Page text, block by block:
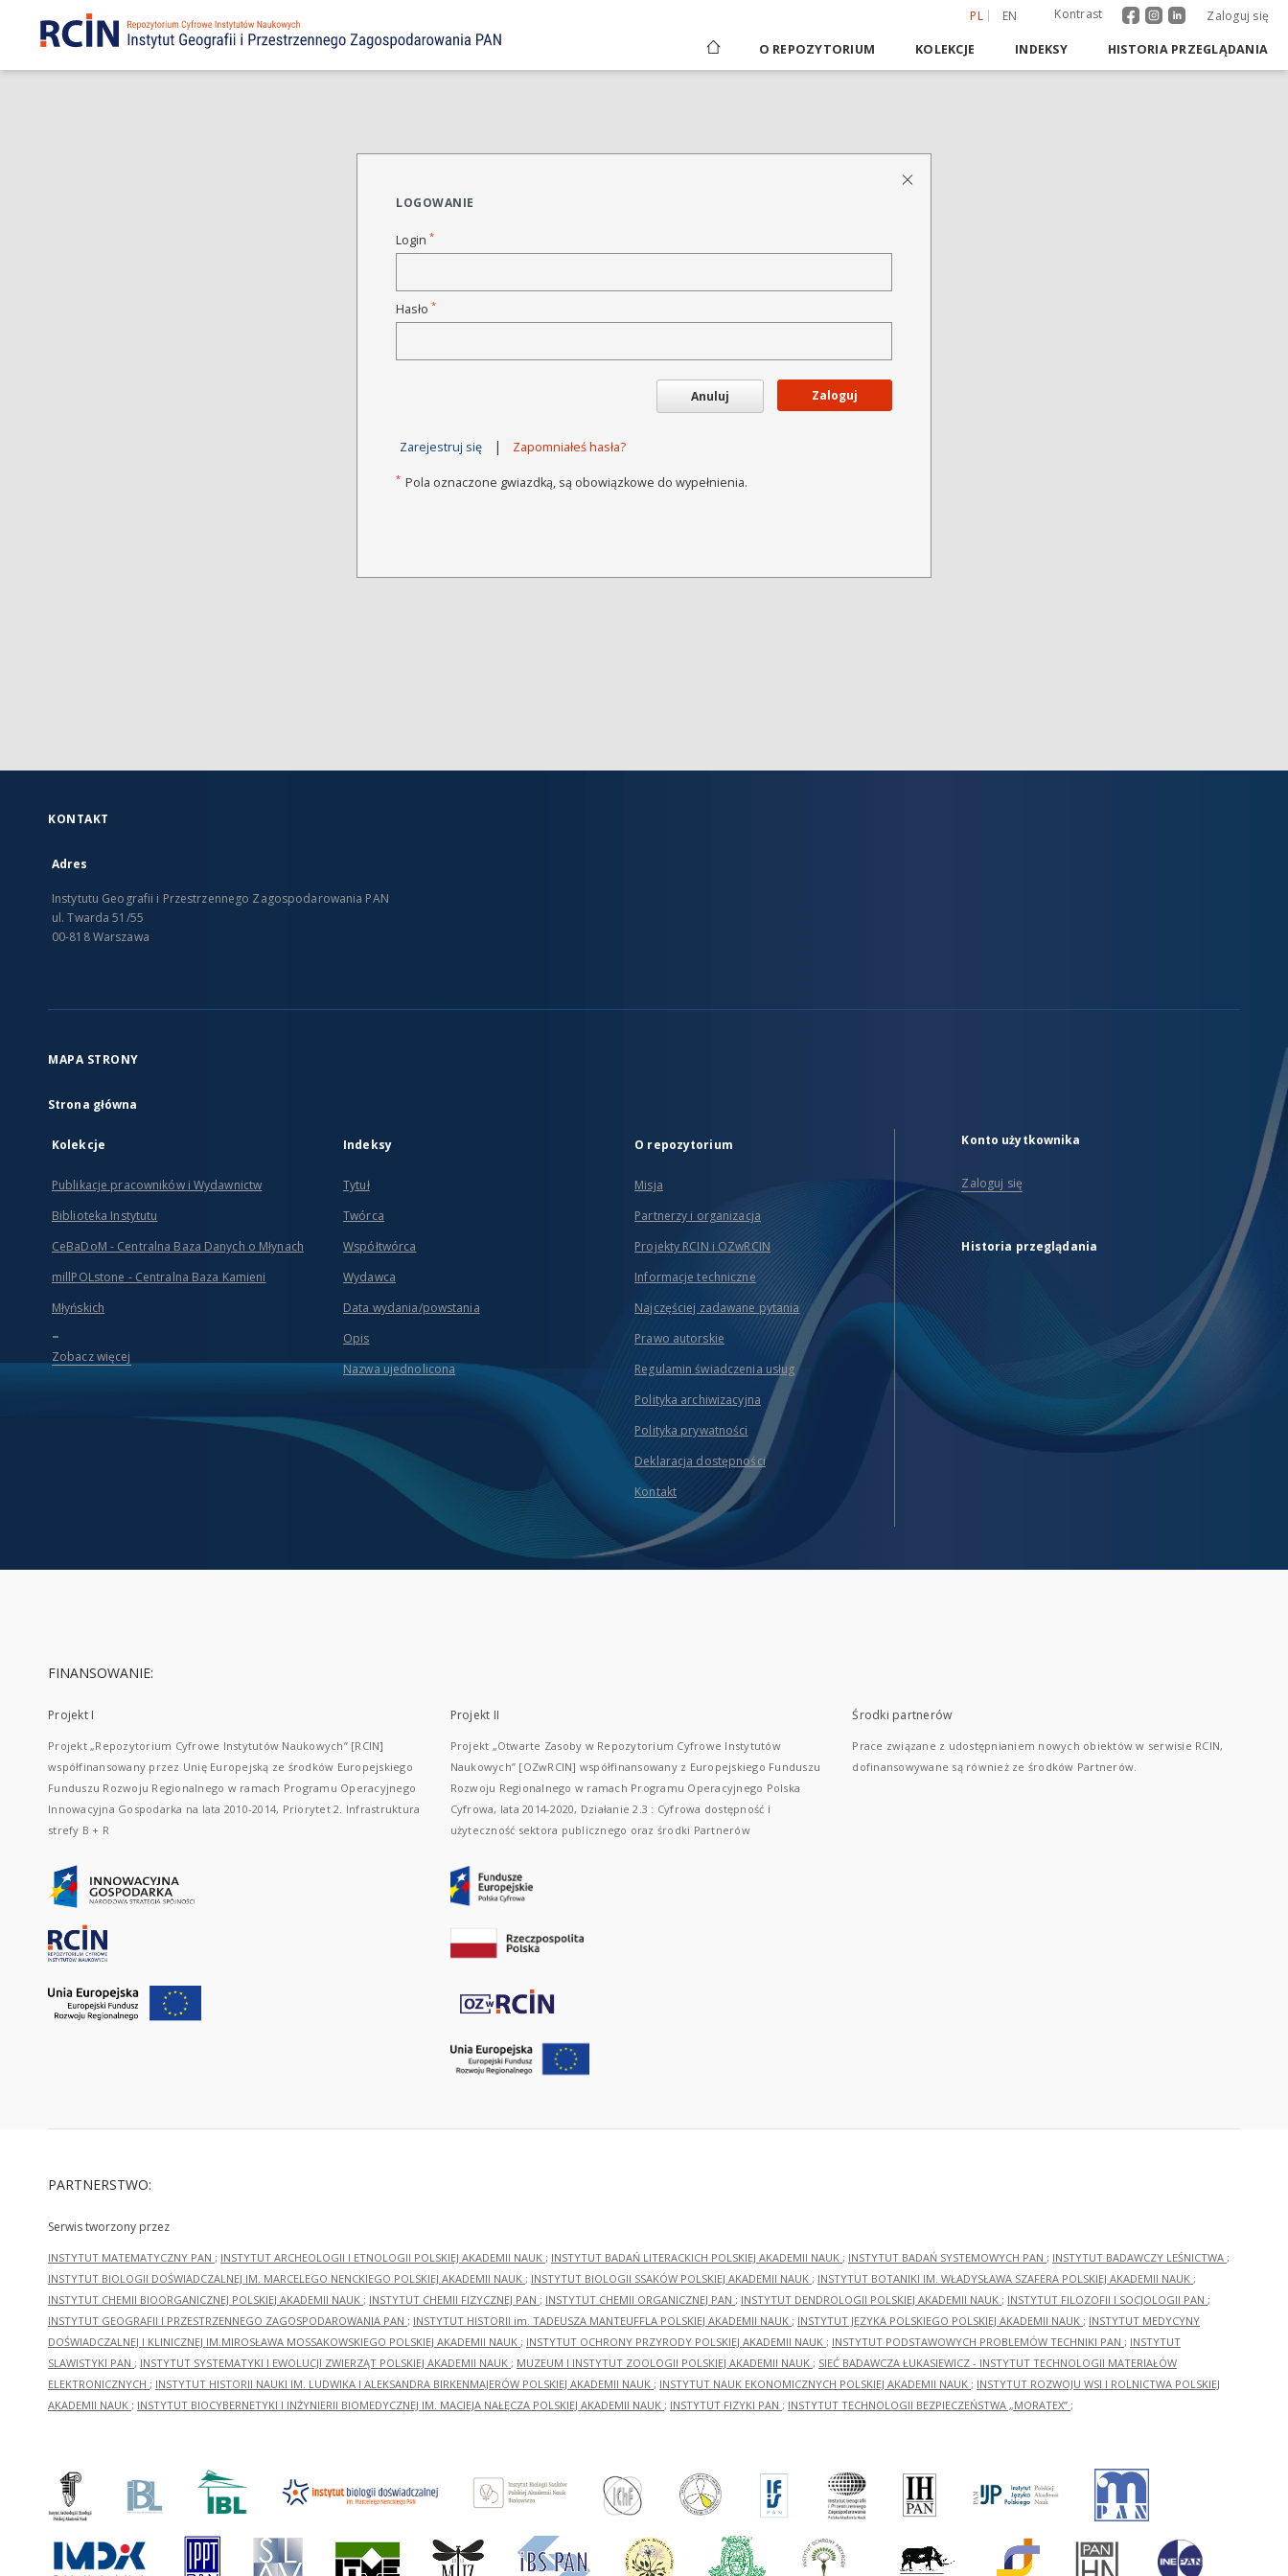
PL EN Kontrast Zaloguj się
O REPOZYTORIUM KOLEKCJE INDEKSY HISTORIA PRZEGLĄDANIA
LOGOWANIE
Login *
Hasło *
Anuluj Zaloguj
Zarejestruj się | Zapomniałeś hasła?
* Pola oznaczone gwiazdką, są obowiązkowe do wypełnienia.
KONTAKT
Adres
Instytutu Geografii i Przestrzennego Zagospodarowania PAN
ul. Twarda 51/55
00-818 Warszawa
MAPA STRONY
Strona główna
Kolekcje
Publikacje pracowników i Wydawnictw
Biblioteka Instytutu
CeBaDoM - Centralna Baza Danych o Młynach
millPOLstone - Centralna Baza Kamieni
Młyńskich
...
Zobacz więcej
Indeksy
Tytuł
Twórca
Współtwórca
Wydawca
Data wydania/powstania
Opis
Nazwa ujednolicona
O repozytorium
Misja
Partnerzy i organizacja
Projekty RCIN i OZwRCIN
Informacje techniczne
Najczęściej zadawane pytania
Prawo autorskie
Regulamin świadczenia usług
Polityka archiwizacyjna
Polityka prywatności
Deklaracja dostępności
Kontakt
Konto użytkownika
Zaloguj się
Historia przeglądania
FINANSOWANIE:
Projekt I
Projekt „Repozytorium Cyfrowe Instytutów Naukowych” [RCIN]
współfinansowany przez Unię Europejską ze środków Europejskiego
Funduszu Rozwoju Regionalnego w ramach Programu Operacyjnego
Innowacyjna Gospodarka na lata 2010-2014, Priorytet 2. Infrastruktura
strefy B + R
Projekt II
Projekt „Otwarte Zasoby w Repozytorium Cyfrowe Instytutów
Naukowych” [OZwRCIN] współfinansowany z Europejskiego Funduszu
Rozwoju Regionalnego w ramach Programu Operacyjnego Polska
Cyfrowa, lata 2014-2020, Działanie 2.3 : Cyfrowa dostępność i
użyteczność sektora publicznego oraz środki Partnerów
Środki partnerów
Prace związane z udostępnianiem nowych obiektów w serwisie RCIN,
dofinansowywane są również ze środków Partnerów.
PARTNERSTWO:
Serwis tworzony przez
INSTYTUT MATEMATYCZNY PAN ; INSTYTUT ARCHEOLOGII I ETNOLOGII POLSKIEJ AKADEMII NAUK ; INSTYTUT BADAŃ LITERACKICH POLSKIEJ AKADEMII NAUK ; INSTYTUT BADAŃ SYSTEMOWYCH PAN ; INSTYTUT BADAWCZY LEŚNICTWA ;
INSTYTUT BIOLOGII DOŚWIADCZALNEJ IM. MARCELEGO NENCKIEGO POLSKIEJ AKADEMII NAUK ; INSTYTUT BIOLOGII SSAKÓW POLSKIEJ AKADEMII NAUK ; INSTYTUT BOTANIKI IM. WŁADYSŁAWA SZAFERA POLSKIEJ AKADEMII NAUK ;
INSTYTUT CHEMII BIOORGANICZNEJ POLSKIEJ AKADEMII NAUK ; INSTYTUT CHEMII FIZYCZNEJ PAN ; INSTYTUT CHEMII ORGANICZNEJ PAN ; INSTYTUT DENDROLOGII POLSKIEJ AKADEMII NAUK ; INSTYTUT FILOZOFII I SOCJOLOGII PAN ;
INSTYTUT GEOGRAFII I PRZESTRZENNEGO ZAGOSPODAROWANIA PAN ; INSTYTUT HISTORII im. TADEUSZA MANTEUFFLA POLSKIEJ AKADEMII NAUK ; INSTYTUT JĘZYKA POLSKIEGO POLSKIEJ AKADEMII NAUK ; INSTYTUT MEDYCYNY
DOŚWIADCZALNEJ I KLINICZNEJ IM.MIROSŁAWA MOSSAKOWSKIEGO POLSKIEJ AKADEMII NAUK ; INSTYTUT OCHRONY PRZYRODY POLSKIEJ AKADEMII NAUK ; INSTYTUT PODSTAWOWYCH PROBLEMÓW TECHNIKI PAN ; INSTYTUT
SLAWISTYKI PAN ; INSTYTUT SYSTEMATYKI I EWOLUCJI ZWIERZĄT POLSKIEJ AKADEMII NAUK ; MUZEUM I INSTYTUT ZOOLOGII POLSKIEJ AKADEMII NAUK ; SIEĆ BADAWCZA ŁUKASIEWICZ - INSTYTUT TECHNOLOGII MATERIAŁÓW
ELEKTRONICZNYCH ; INSTYTUT HISTORII NAUKI IM. LUDWIKA I ALEKSANDRA BIRKENMAJERÓW POLSKIEJ AKADEMII NAUK ; INSTYTUT NAUK EKONOMICZNYCH POLSKIEJ AKADEMII NAUK ; INSTYTUT ROZWOJU WSI I ROLNICTWA POLSKIEJ
AKADEMII NAUK ; INSTYTUT BIOCYBERNETYKI I INŻYNIERII BIOMEDYCZNEJ IM. MACIEJA NAŁĘCZA POLSKIEJ AKADEMII NAUK ; INSTYTUT FIZYKI PAN ; INSTYTUT TECHNOLOGII BEZPIECZEŃSTWA „MORATEX” ;